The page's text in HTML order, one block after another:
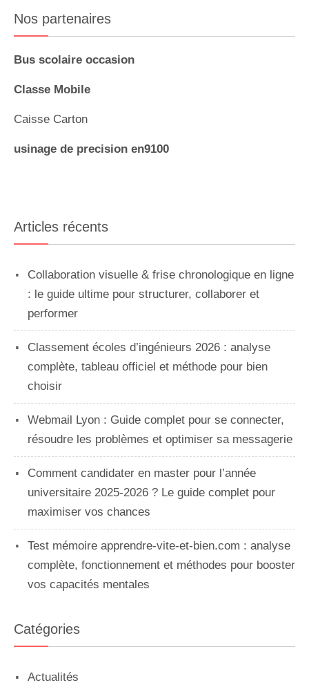
Nos partenaires
Bus scolaire occasion
Classe Mobile
Caisse Carton
usinage de precision en9100
Articles récents
Collaboration visuelle & frise chronologique en ligne
: le guide ultime pour structurer, collaborer et
performer
Classement écoles d’ingénieurs 2026 : analyse
complète, tableau officiel et méthode pour bien
choisir
Webmail Lyon : Guide complet pour se connecter,
résoudre les problèmes et optimiser sa messagerie
Comment candidater en master pour l’année
universitaire 2025-2026 ? Le guide complet pour
maximiser vos chances
Test mémoire apprendre-vite-et-bien.com : analyse
complète, fonctionnement et méthodes pour booster
vos capacités mentales
Catégories
Actualités